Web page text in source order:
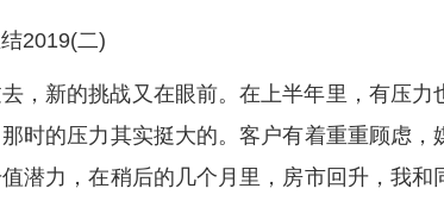
2019(二)
，新的挑战又在眼前。在上半年里，有压力
时的压力其实挺大的。客户有着重重顾虑
潜力，在稍后的几个月里，房市回升，我